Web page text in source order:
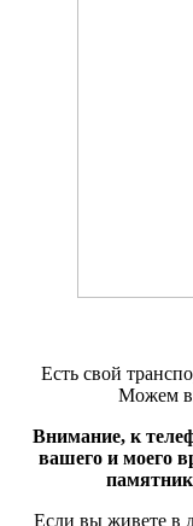
Есть свой
Можем
Внимание, к
вашего и моего
Если вы живете в